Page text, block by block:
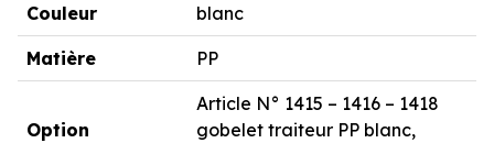
Couleur blanc
Matière PP
Option
Article N° 1415 – 1416 – 1418
gobelet traiteur PP blanc,